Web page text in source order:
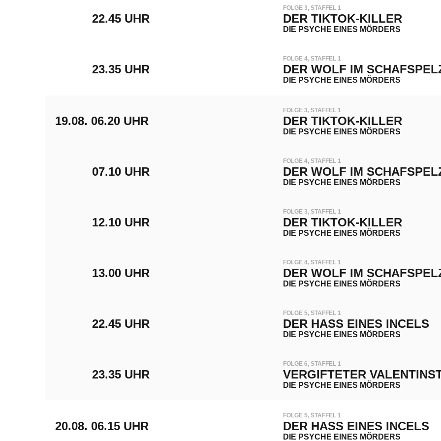
22.45 UHR
FOLGE 3, STAFFEL 1
DER TIKTOK-KILLER
DIE PSYCHE EINES MÖRDERS
23.35 UHR
FOLGE 4, STAFFEL 1
DER WOLF IM
DIE PSYCHE EINES MÖRDERS
19.08. 06.20 UHR
FOLGE 3, STAFFEL 1
DER TIKTOK-KILLER
DIE PSYCHE EINES MÖRDERS
07.10 UHR
FOLGE 4, STAFFEL 1
DER WOLF IM
DIE PSYCHE EINES MÖRDERS
12.10 UHR
FOLGE 3, STAFFEL 1
DER TIKTOK-KILLER
DIE PSYCHE EINES MÖRDERS
13.00 UHR
FOLGE 4, STAFFEL 1
DER WOLF IM
DIE PSYCHE EINES MÖRDERS
22.45 UHR
FOLGE 5, STAFFEL 1
DER HASS EINES INCELS
DIE PSYCHE EINES MÖRDERS
23.35 UHR
FOLGE 6, STAFFEL 1
VERGIFTETER
DIE PSYCHE EINES MÖRDERS
20.08. 06.15 UHR
FOLGE 5, STAFFEL 1
DER HASS EINES INCELS
DIE PSYCHE EINES MÖRDERS